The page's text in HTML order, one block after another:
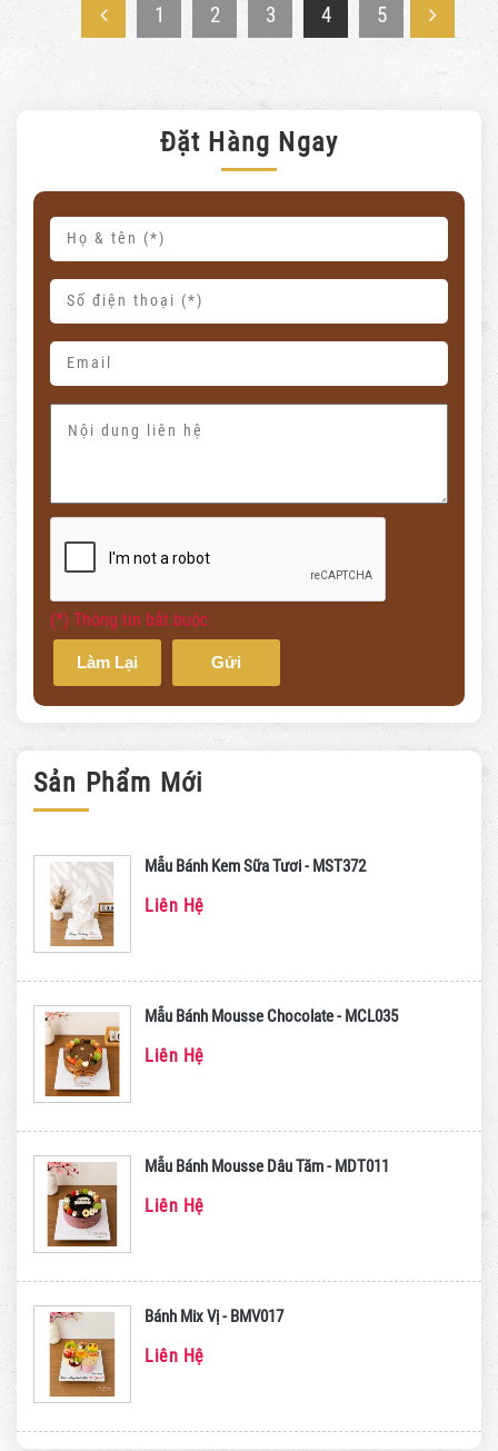
1 2 3 4 5
Đặt Hàng Ngay
(*) Thông tin bắt buộc
Làm Lại Gửi
Sản Phẩm Mới
Mẫu Bánh Kem Sữa Tươi - MST372
Liên Hệ
Mẫu Bánh Mousse Chocolate - MCL035
Liên Hệ
Mẫu Bánh Mousse Dâu Tăm - MDT011
Liên Hệ
Bánh Mix Vị - BMV017
Liên Hệ